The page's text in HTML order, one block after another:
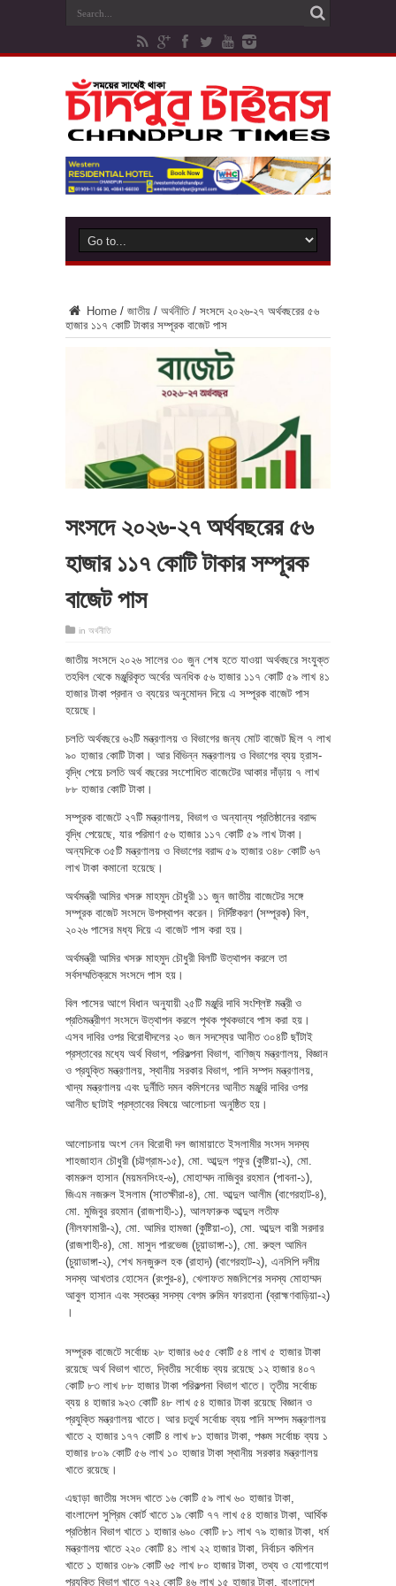
Home / জাতীয় / অর্থনীতি / সংসদে ২০২৬-২৭ অর্থবছরের ৫৬
হাজার ১১৭ কোটি টাকার সম্পূরক বাজেট পাস
সংসদে ২০২৬-২৭ অর্থবছরের ৫৬
হাজার ১১৭ কোটি টাকার সম্পূরক
বাজেট পাস
in অর্থনীতি
জাতীয় সংসদে ২০২৬ সালের ৩০ জুন শেষ হতে যাওয়া অর্থবছরে সংযুক্ত
তহবিল থেকে মঞ্জুরিকৃত অর্থের অনধিক ৫৬ হাজার ১১৭ কোটি ৫৯ লাখ ৪১
হাজার টাকা প্রদান ও ব্যয়ের অনুমোদন দিয়ে এ সম্পূরক বাজেট পাস
হয়েছে।
চলতি অর্থবছরে ৬২টি মন্ত্রণালয় ও বিভাগের জন্য মোট বাজেট ছিল ৭ লাখ
৯০ হাজার কোটি টাকা। আর বিভিন্ন মন্ত্রণালয় ও বিভাগের ব্যয় হ্রাস-
বৃদ্ধি পেয়ে চলতি অর্থ বছরের সংশোধিত বাজেটের আকার দাঁড়ায় ৭ লাখ
৮৮ হাজার কোটি টাকা।
সম্পূরক বাজেটে ২৭টি মন্ত্রণালয়, বিভাগ ও অন্যান্য প্রতিষ্ঠানের বরাদ্দ
বৃদ্ধি পেয়েছে, যার পরিমাণ ৫৬ হাজার ১১৭ কোটি ৫৯ লাখ টাকা।
অন্যদিকে ৩৫টি মন্ত্রণালয় ও বিভাগের বরাদ্দ ৫৯ হাজার ৩৪৮ কোটি ৬৭
লাখ টাকা কমানো হয়েছে।
অর্থমন্ত্রী আমির খসরু মাহমুদ চৌধুরী ১১ জুন জাতীয় বাজেটের সঙ্গে
সম্পূরক বাজেট সংসদে উপস্থাপন করেন। নির্দিষ্টকরণ (সম্পূরক) বিল,
২০২৬ পাসের মধ্য দিয়ে এ বাজেট পাস করা হয়।
অর্থমন্ত্রী আমির খসরু মাহমুদ চৌধুরী বিলটি উত্থাপন করলে তা
সর্বসম্মতিক্রমে সংসদে পাস হয়।
বিল পাসের আগে বিধান অনুযায়ী ২৫টি মঞ্জুরি দাবি সংশ্লিষ্ট মন্ত্রী ও
প্রতিমন্ত্রীগণ সংসদে উত্থাপন করলে পৃথক পৃথকভাবে পাস করা হয়।
এসব দাবির ওপর বিরোধীদলের ২০ জন সদস্যের আনীত ৩০৪টি ছাঁটাই
প্রস্তাবের মধ্যে অর্থ বিভাগ, পরিকল্পনা বিভাগ, বাণিজ্য মন্ত্রণালয়, বিজ্ঞান
ও প্রযুক্তি মন্ত্রণালয়, স্থানীয় সরকার বিভাগ, পানি সম্পদ মন্ত্রণালয়,
খাদ্য মন্ত্রণালয় এবং দুর্নীতি দমন কমিশনের আনীত মঞ্জুরি দাবির ওপর
আনীত ছাটাই প্রস্তাবের বিষয়ে আলোচনা অনুষ্ঠিত হয়।
আলোচনায় অংশ নেন বিরোধী দল জামায়াতে ইসলামীর সংসদ সদস্য
শাহজাহান চৌধুরী (চট্টগ্রাম-১৫), মো. আব্দুল গফুর (কুষ্টিয়া-২), মো.
কামরুল হাসান (ময়মনসিংহ-৬), মোহাম্মদ নাজিবুর রহমান (পাবনা-১),
জিএম নজরুল ইসলাম (সাতক্ষীরা-৪), মো. আব্দুল আলীম (বাগেরহাট-৪),
মো. মুজিবুর রহমান (রাজশাহী-১), আলফারুক আব্দুল লতীফ
(নীলফামারী-২), মো. আমির হামজা (কুষ্টিয়া-৩), মো. আব্দুল বারী সরদার
(রাজশাহী-৪), মো. মাসুদ পারভেজ (চুয়াডাঙ্গা-১), মো. রুহুল আমিন
(চুয়াডাঙ্গা-২), শেখ মনজুরুল হক (রাহাদ) (বাগেরহাট-২), এনসিপি দলীয়
সদস্য আখতার হোসেন (রংপুর-৪), খেলাফত মজলিশের সদস্য মোহাম্মদ
আবুল হাসান এবং স্বতন্ত্র সদস্য বেগম রুমিন ফারহানা (ব্রাহ্মণবাড়িয়া-২)
।
সম্পূরক বাজেটে সর্বোচ্চ ২৮ হাজার ৬৫৫ কোটি ৫৪ লাখ ৫ হাজার টাকা
রয়েছে অর্থ বিভাগ খাতে, দ্বিতীয় সর্বোচ্চ ব্যয় রয়েছে ১২ হাজার ৪০৭
কোটি ৮৩ লাখ ৮৮ হাজার টাকা পরিকল্পনা বিভাগ খাতে। তৃতীয় সর্বোচ্চ
ব্যয় ৪ হাজার ৯২৩ কোটি ৪৮ লাখ ৫৪ হাজার টাকা রয়েছে বিজ্ঞান ও
প্রযুক্তি মন্ত্রণালয় খাতে। আর চতুর্থ সর্বোচ্চ ব্যয় পানি সম্পদ মন্ত্রণালয়
খাতে ২ হাজার ১৭৭ কোটি ৪ লাখ ৮১ হাজার টাকা, পঞ্চম সর্বোচ্চ ব্যয় ১
হাজার ৮০৯ কোটি ৫৬ লাখ ১০ হাজার টাকা স্থানীয় সরকার মন্ত্রণালয়
খাতে রয়েছে।
এছাড়া জাতীয় সংসদ খাতে ১৬ কোটি ৫৯ লাখ ৬০ হাজার টাকা,
বাংলাদেশ সুপ্রিম কোর্ট খাতে ১৯ কোটি ৭৭ লাখ ৫৪ হাজার টাকা, আর্থিক
প্রতিষ্ঠান বিভাগ খাতে ১ হাজার ৬৯০ কোটি ৮১ লাখ ৭৯ হাজার টাকা, ধর্ম
মন্ত্রণালয় খাতে ২২০ কোটি ৪১ লাখ ২২ হাজার টাকা, নির্বাচন কমিশন
খাতে ১ হাজার ৩৮৯ কোটি ৬৫ লাখ ৮০ হাজার টাকা, তথ্য ও যোগাযোগ
প্রযুক্তি বিভাগ খাতে ৭২২ কোটি ৪৬ লাখ ১৫ হাজার টাকা, বাংলাদেশ